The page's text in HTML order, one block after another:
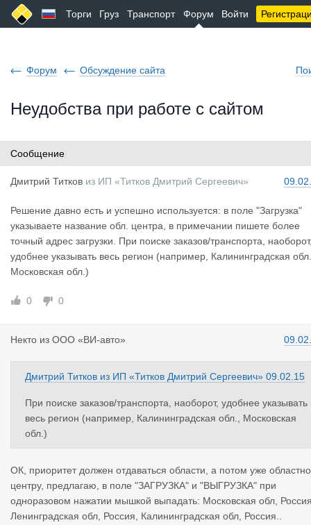
Торги Груз Транспорт Форум Войти
Форум Обсуждение сайта
Неудобства при работе с сайтом
Сообщение
Дмитрий Титков из ИП «Титков Дмитрий Сергеевич»
Решение давно есть и успешно используется: в поле "Загрузка"
указываете название обл. центра, в примечании пишете более
точный адрес загрузки. При поиске заказов/транспорта,
удобнее указывать весь регион (например, Калининградская
Московская обл.)
0 0
Некто из ООО «ВИ-авто»
Дмитрий Титков из ИП «Титков Дмитрий Сергеевич» 09.02.15
При поиске заказов/транспорта, наоборот, удобнее указывать
весь регион (например, Калининградская обл., Московская
обл.)
ОК, приоритет должен отдаваться области, а потом уже
центру, предлагаю, в поле "ЗАГРУЗКА" и "ВЫГРУЗКА" при
одноразовом нажатии мышкой выпадать: Московская обл,
Ленинградская обл, Россия, Калининградская обл, Россия..